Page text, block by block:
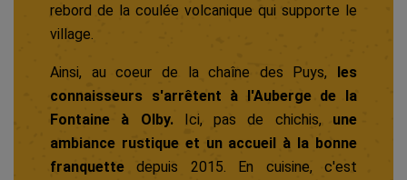
rebord de la coulée volcanique qui supporte le
village.
Ainsi, au coeur de la chaîne des Puys, les
connaisseurs s'arrêtent à l'Auberge de la
Fontaine à Olby.Ici, pas de chichis, une
ambiance rustique et un accueil à la bonne
franquette depuis 2015. En cuisine, c'est